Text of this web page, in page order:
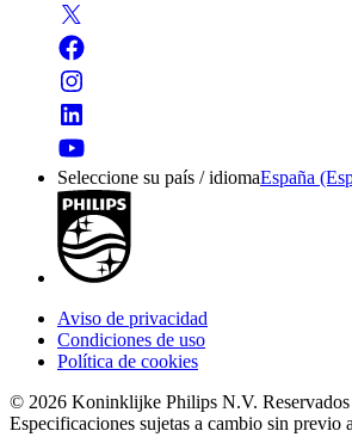
Seleccione su país / idiomaEspaña
Aviso de privacidad
Condiciones de uso
Política de cookies
© 2026 Koninklijke Philips N.V. Reservados
Especificaciones sujetas a cambio sin previo